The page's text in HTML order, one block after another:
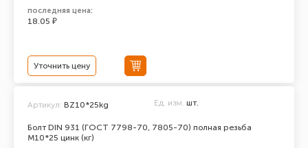
последняя цена:
18.05 ₽
Уточнить цену
Болт DIN 931 (ГОСТ 7798-70, 7805-70) полная резьба
М10*25 цинк (кг)
Артикул: BZ10*25kg Ед. изм. шт.